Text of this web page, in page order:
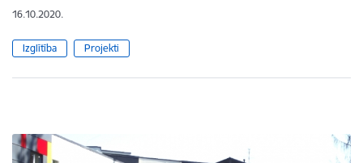
16.10.2020.
Izglītība Projekti